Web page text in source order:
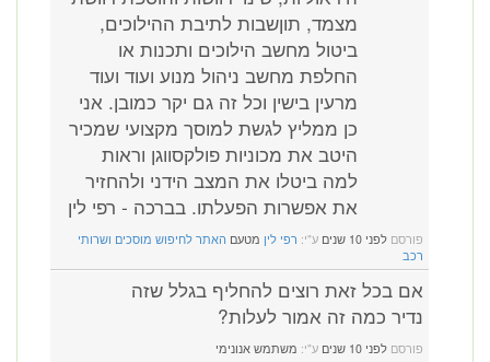
מצמד, תוןשבות לתיבת ההילוכים,
ביטול מחשב הילוכים ותכנות או
החלפת מחשב ניהול מנוע ועוד ועוד
מרעין בישין וכל זה גם יקר כמובן. אני
כן ממליץ לגשת למוסך מקצועי שמכיר
היטב את מכוניות פולקסווגן וראות
למה ביטלו את המצב הידני ולהחזיר
את אפשרות הפעלתו. בברכה - רפי לין
פורסם לפני 10 שנים ע"י: רפי לין מטעם האתר לחיפוש מוסכים ושרותי
רכב
אם בכל זאת רוצים להחליף בגלל שזה
נדיר כמה זה אמור לעלות?
פורסם לפני 10 שנים ע"י: משתמש אנונימי